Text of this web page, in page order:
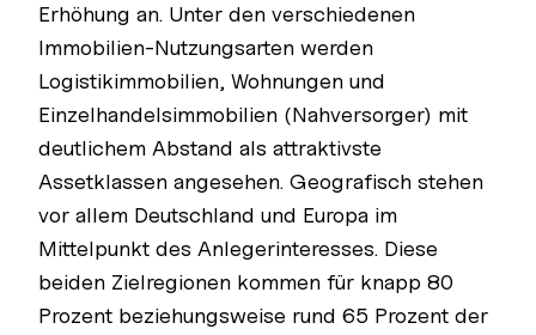
Erhöhung an. Unter den verschiedenen
Immobilien-Nutzungsarten werden
Logistikimmobilien, Wohnungen und
Einzelhandelsimmobilien (Nahversorger) mit
deutlichem Abstand als attraktivste
Assetklassen angesehen. Geografisch stehen
vor allem Deutschland und Europa im
Mittelpunkt des Anlegerinteresses. Diese
beiden Zielregionen kommen für knapp 80
Prozent beziehungsweise rund 65 Prozent der